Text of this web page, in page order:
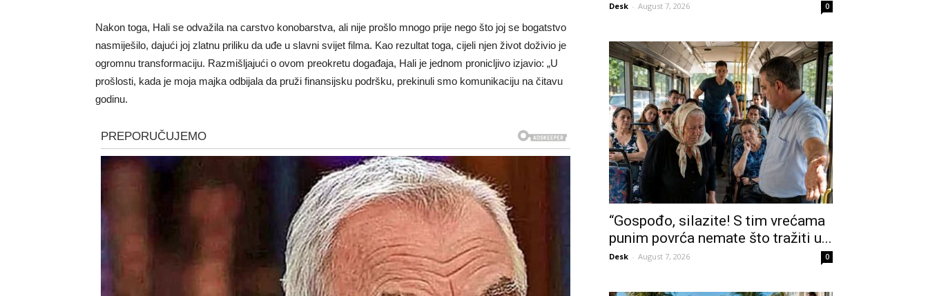
Nakon toga, Hali se odvažila na carstvo konobarstva, ali nije prošlo mnogo prije nego što joj se bogatstvo
nasmiješilo, dajući joj zlatnu priliku da uđe u slavni svijet filma. Kao rezultat toga, cijeli njen život doživio je
ogromnu transformaciju. Razmišljajući o ovom preokretu događaja, Hali je jednom pronicljivo izjavio: „U
prošlosti, kada je moja majka odbijala da pruži finansijsku podršku, prekinuli smo komunikaciju na čitavu
godinu.
Desk - August 7, 2026 0
“Gospođo, silazite! S tim vrećama
punim povrća nemate što tražiti u...
Desk - August 7, 2026 0